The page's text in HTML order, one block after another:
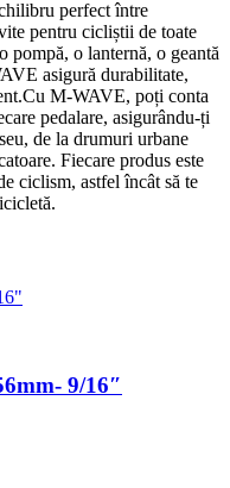
perfect între
pentru cicliștii de toate
pompă, o lanternă, o geantă
asigură durabilitate,
M-WAVE, poți conta
pedalare, asigurându-ți
de la drumuri urbane
Fiecare produs este
ciclism, astfel încât să te
9/16″